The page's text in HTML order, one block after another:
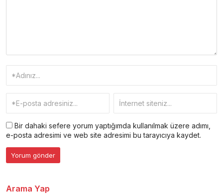
Bir dahaki sefere yorum yaptığımda kullanılmak üzere adımı,
e-posta adresimi ve web site adresimi bu tarayıcıya kaydet.
Arama Yap